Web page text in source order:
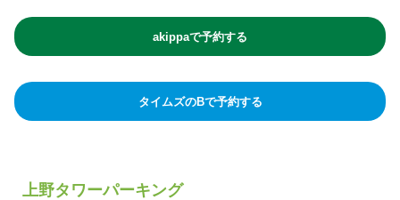
akippaで予約する
タイムズのBで予約する
上野タワーパーキング